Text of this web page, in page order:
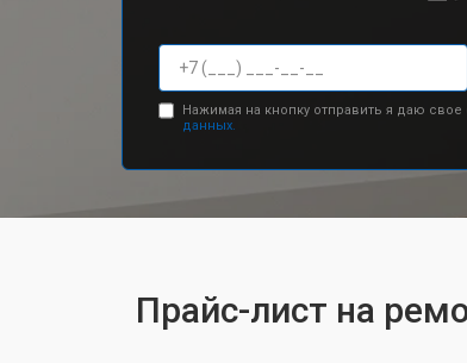
Нажимая на кнопку отправить я даю свое
данных.
Прайс-лист на